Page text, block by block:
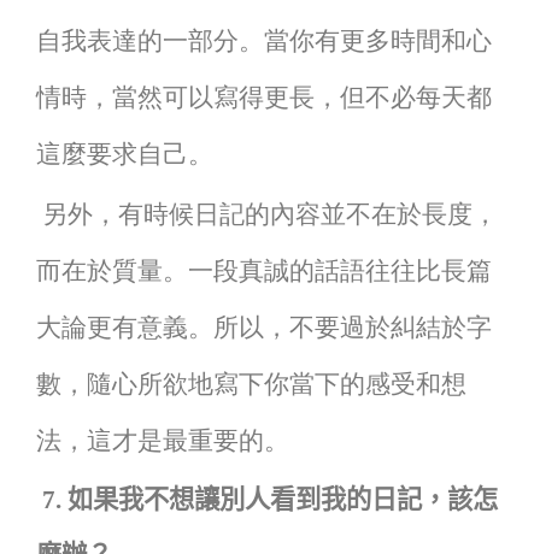
自我表達的一部分。當你有更多時間和心
情時，當然可以寫得更長，但不必每天都
這麼要求自己。
另外，有時候日記的內容並不在於長度，
而在於質量。一段真誠的話語往往比長篇
大論更有意義。所以，不要過於糾結於字
數，隨心所欲地寫下你當下的感受和想
法，這才是最重要的。
7. 如果我不想讓別人看到我的日記，該怎